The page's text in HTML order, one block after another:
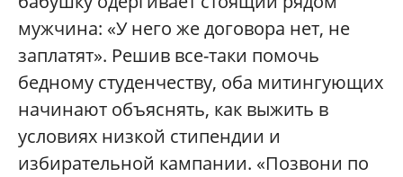
мужчина: «У него же договора нет, не
заплатят». Решив все-таки помочь
бедному студенчеству, оба митингующих
начинают объяснять, как выжить в
условиях низкой стипендии и
избирательной кампании. «Позвони по